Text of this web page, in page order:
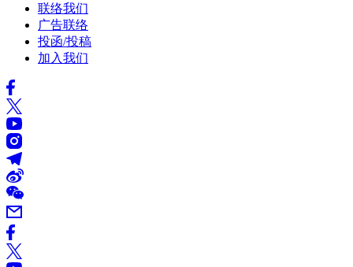
联络我们
广告联络
投函/投稿
加入我们